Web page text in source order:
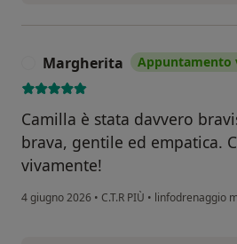
Margherita Appuntamento
Camilla è stata davvero
brava, gentile ed empatica.
vivamente!
4 giugno 2026 • C.T.R PIÙ • linfodrenaggio